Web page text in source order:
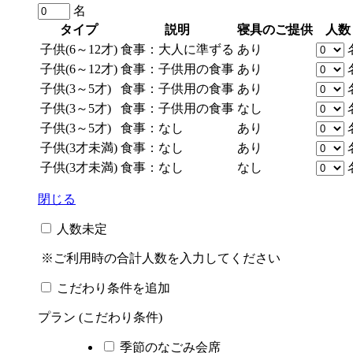
名
タイプ
説明 寝具のご提供
人数
子供(6～12才) 食事：大人に準ずる あり
子供(6～12才) 食事：子供用の食事 あり
子供(3～5才)
食事：子供用の食事 あり
子供(3～5才)
食事：子供用の食事 なし
子供(3～5才)
食事：なし あり
子供(3才未満) 食事：なし あり
子供(3才未満) 食事：なし なし
閉じる
人数未定
※ご利用時の合計人数を入力してください
こだわり条件を追加
プラン (こだわり条件)
季節のなごみ会席